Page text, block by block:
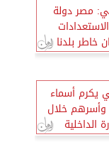
مصر دولة
خاطر بلدنا
يكرم أسماء
خلال
الداخلية